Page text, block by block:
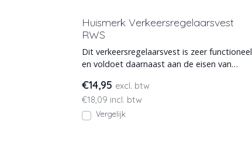
Huismerk Verkeersregelaarsvest
RWS
Dit verkeersregelaarsvest is zeer functioneel
en voldoet daarnaast aan de eisen van
€14,95 excl. btw
€18,09 incl. btw
Vergelijk